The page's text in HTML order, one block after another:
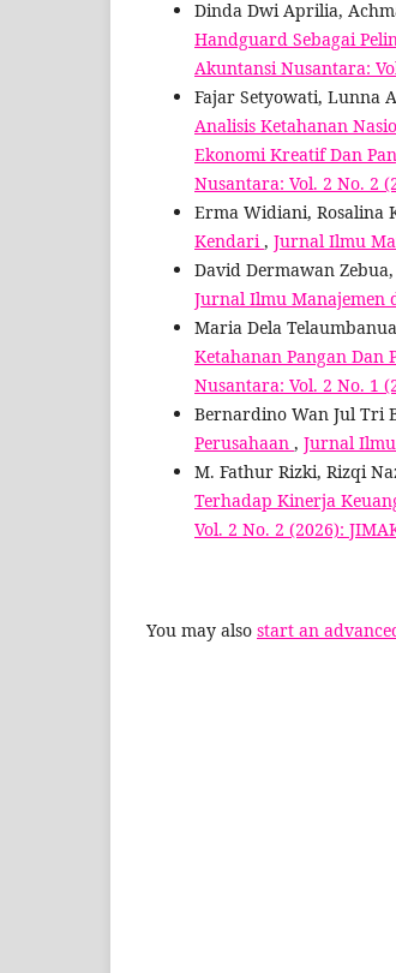
Dinda Dwi Aprilia,
Handguard Sebagai
Akuntansi Nusantara:
Fajar Setyowati, Lunna
Analisis Ketahanan
Ekonomi Kreatif Dan
Nusantara: Vol. 2 No. 2
Erma Widiani, Rosalina
Kendari, Jurnal Ilmu
David Dermawan Zebua,
Jurnal Ilmu Manajemen
Maria Dela
Ketahanan Pangan Dan
Nusantara: Vol. 2 No. 1
Bernardino Wan Jul Tri
Perusahaan , Jurnal
M. Fathur Rizki, Rizqi
Terhadap Kinerja
Vol. 2 No. 2 (2026):
You may also start an